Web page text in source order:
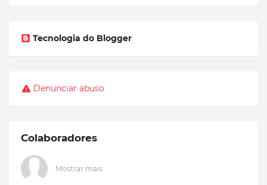
Tecnologia do Blogger
Denunciar abuso
Colaboradores
Mostrar mais